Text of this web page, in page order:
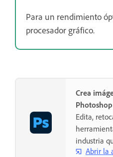
Para un rendimiento
procesador gráfico.
Crea
Photoshop
Edita,
industria
Abrir la